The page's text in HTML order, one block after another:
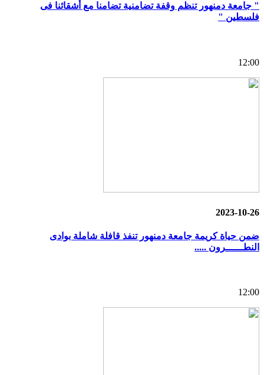
" جامعة دمنهور تنظم وقفة تضامنية تضامنا مع أشقائنا فى
فلسطين "
12:00
2023-10-26
ضمن حياة كريمة جامعة دمنهور تنفذ قافلة شاملة بوادى
النطــــــرون .....
12:00